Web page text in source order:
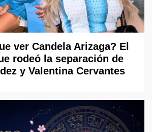
ver Candela Arizaga? El
rodeó la separación de
y Valentina Cervantes